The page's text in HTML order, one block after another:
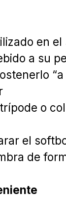
en el
a su
“a
o
el
de